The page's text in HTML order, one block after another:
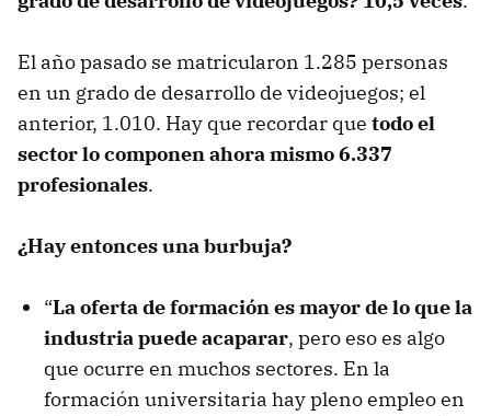
El año pasado se matricularon 1.285 personas
en un grado de desarrollo de videojuegos; el
anterior, 1.010. Hay que recordar que todo el
sector lo componen ahora mismo 6.337
profesionales.
¿Hay entonces una burbuja?
“La oferta de formación es mayor de lo que la
industria puede acaparar, pero eso es algo
que ocurre en muchos sectores. En la
formación universitaria hay pleno empleo en